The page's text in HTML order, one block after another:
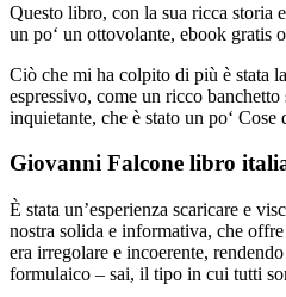
Questo libro, con la sua ricca storia
un po‘ un ottovolante, ebook gratis
Ciò che mi ha colpito di più è stata
espressivo, come un ricco
inquietante, che è stato un po‘
Giovanni Falcone libro
È stata un’esperienza scaricare e
nostra solida e informativa, che
era irregolare e incoerente,
formulaico – sai, il tipo in cui tutti